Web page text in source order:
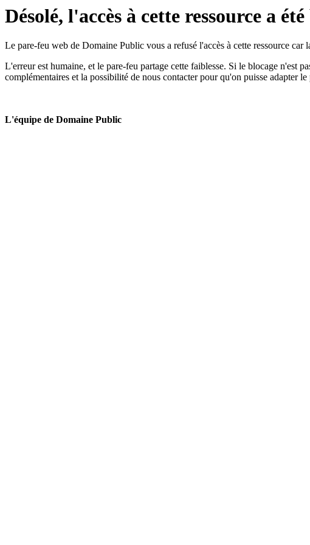
Désolé, l'accès à cette ressource a
Le pare-feu web de Domaine Public vous a refusé l'accès à cette ressource car
L'erreur est humaine, et le pare-feu partage cette faiblesse. Si le blocage n'est
complémentaires et la possibilité de nous contacter pour qu'on puisse adapter le
L'équipe de Domaine Public